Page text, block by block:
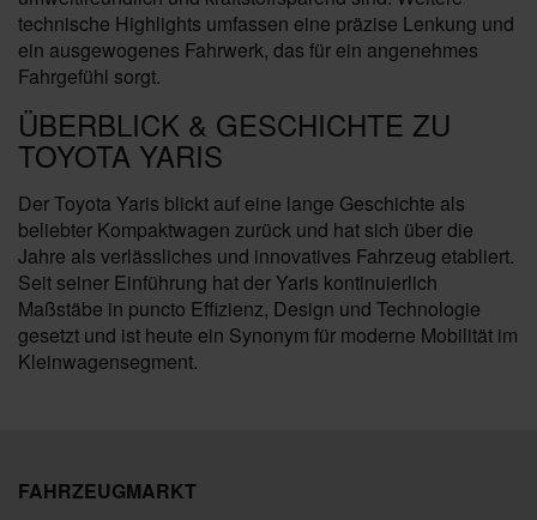
technische Highlights umfassen eine präzise Lenkung und
ein ausgewogenes Fahrwerk, das für ein angenehmes
Fahrgefühl sorgt.
ÜBERBLICK & GESCHICHTE ZU
TOYOTA YARIS
Der Toyota Yaris blickt auf eine lange Geschichte als
beliebter Kompaktwagen zurück und hat sich über die
Jahre als verlässliches und innovatives Fahrzeug etabliert.
Seit seiner Einführung hat der Yaris kontinuierlich
Maßstäbe in puncto Effizienz, Design und Technologie
gesetzt und ist heute ein Synonym für moderne Mobilität im
Kleinwagensegment.
FAHRZEUGMARKT